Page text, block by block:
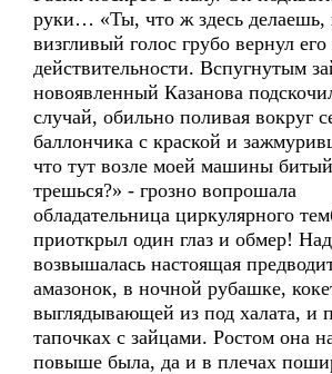
руки… «Ты, что ж здесь делаешь,
визгливый голос грубо вернул его
действительности. Вспугнутым
новоявленный Казанова
случай, обильно поливая вокруг
баллончика с краской и
что тут возле моей машины
трешься?» - грозно вопрошала
обладательница циркулярного
приоткрыл один глаз и обмер!
возвышалась настоящая
амазонок, в ночной рубашке,
выглядывающей из под халата, и
тапочках с зайцами. Ростом она
повыше была, да и в плечах